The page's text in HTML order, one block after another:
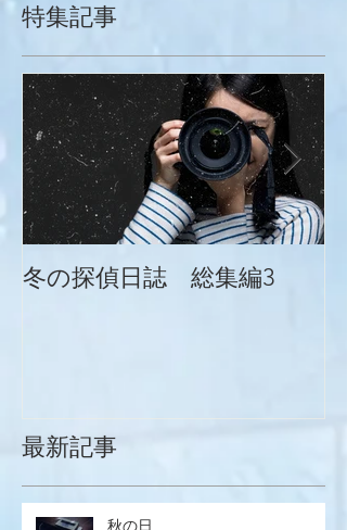
特集記事
冬の探偵日誌 総集編3
最新記事
秋の日